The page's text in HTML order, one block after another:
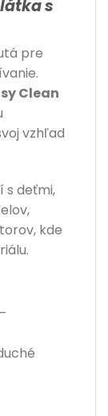
s
pre
Clean
vzhľad
s deťmi,
kde
–